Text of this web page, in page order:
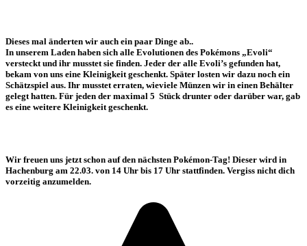
Dieses mal änderten wir auch ein paar Dinge ab..
In unserem Laden haben sich alle Evolutionen des Pokémons „Evoli“
versteckt und ihr musstet sie finden. Jeder der alle Evoli’s gefunden hat,
bekam von uns eine Kleinigkeit geschenkt. Später losten wir dazu noch ein
Schätzspiel aus. Ihr musstet erraten, wieviele Münzen wir in einen Behälter
gelegt hatten. Für jeden der maximal 5 Stück drunter oder darüber war, gab
es eine weitere Kleinigkeit geschenkt.
Wir freuen uns jetzt schon auf den nächsten Pokémon-Tag! Dieser wird in
Hachenburg am 22.03. von 14 Uhr bis 17 Uhr stattfinden. Vergiss nicht dich
vorzeitig anzumelden.